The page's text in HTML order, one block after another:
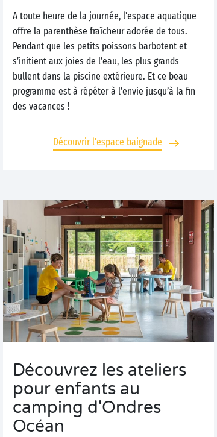
A toute heure de la journée, l’espace aquatique
offre la parenthèse fraîcheur adorée de tous.
Pendant que les petits poissons barbotent et
s’initient aux joies de l’eau, les plus grands
bullent dans la piscine extérieure. Et ce beau
programme est à répéter à l’envie jusqu’à la fin
des vacances !
Découvrir l'espace baignade
Découvrez les ateliers
pour enfants au
camping d'Ondres
Océan